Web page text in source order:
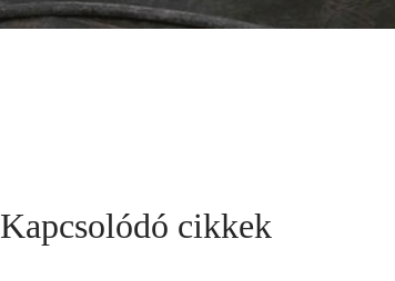
Kapcsolódó cikkek